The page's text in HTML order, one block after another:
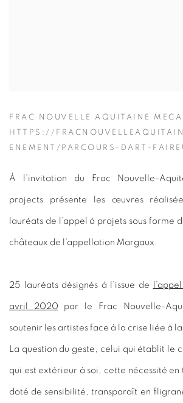
FRAC NOUVELLE AQUITAINE MECA
HTTPS://
ENEMENT/PARCOURS-DART-
À l’invitation du Frac Nouvelle-
projects présente les œuvres
lauréats de l’appel à projets sous forme
châteaux de l’appellation Margaux.
25 lauréats désignés à l’issue de
avril 2020 par le Frac Nouvelle-
soutenir les artistes face à la crise liée à
La question du geste , celui qui établit le
qui est extérieur à soi, cette nécessité en
doté de sensibilité, transparaît en